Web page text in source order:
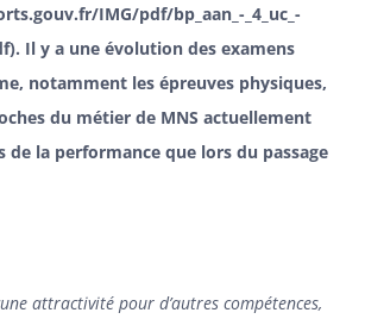
IMG/pdf/bp_aan_-_4_uc_-
). Il y a une évolution des examens
notamment les épreuves physiques,
du métier de MNS actuellement
de la performance que lors du passage
attractivité pour d’autres compétences,